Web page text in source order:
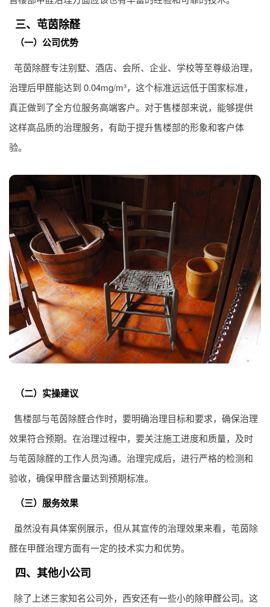
三、芚茵除醛
（一）公司优势
芚茵除醛专注别墅、酒店、会所、企业、学校等至尊级治理，
治理后甲醛能达到 0.04mg/m³，这个标准远远低于国家标准，
真正做到了全方位服务高端客户。对于售楼部来说，能够提供
这样高品质的治理服务，有助于提升售楼部的形象和客户体
验。
（二）实操建议
售楼部与芚茵除醛合作时，要明确治理目标和要求，确保治理
效果符合预期。在治理过程中，要关注施工进度和质量，及时
与芚茵除醛的工作人员沟通。治理完成后，进行严格的检测和
验收，确保甲醛含量达到预期标准。
（三）服务效果
虽然没有具体案例展示，但从其宣传的治理效果来看，芚茵除
醛在甲醛治理方面有一定的技术实力和优势。
四、其他小公司
除了上述三家知名公司外，西安还有一些小的除甲醛公司。这